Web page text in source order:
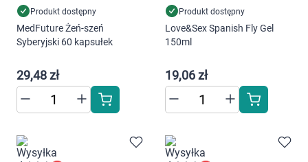
Mężczyzna
Zdrowy styl życia
Zabawki
Sprzęt medyczny
Motoryzacja
Produkt dostępny
MedFuture Żeń-szeń
Syberyjski 60 kapsułek
29,48 zł
Produkt dostępny
Love&Sex Spanish Fly Gel
150ml
19,06 zł